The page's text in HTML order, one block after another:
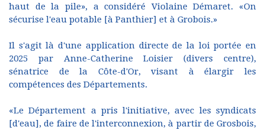
haut de la pile», a considéré Violaine Démaret. «On
sécurise l'eau potable [à Panthier] et à Grobois.»
Il s'agit là d'une application directe de la loi portée en
2025 par Anne-Catherine Loisier (divers centre),
sénatrice de la Côte-d'Or, visant à élargir les
compétences des Départements.
«Le Département a pris l'initiative, avec les syndicats
[d'eau], de faire de l'interconnexion, à partir de Grosbois,